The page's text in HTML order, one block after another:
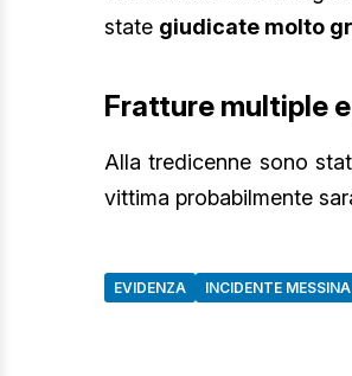
state giudicate molto
Fratture multiple
Alla tredicenne sono
vittima probabilmente
EVIDENZA INCIDENTE MESSINA